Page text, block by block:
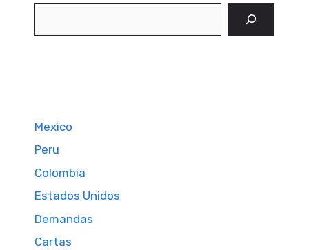
Mexico
Peru
Colombia
Estados Unidos
Demandas
Cartas